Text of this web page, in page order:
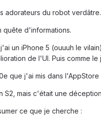
adorateurs du robot verdâtre.
quête d'informations.
un iPhone 5 (ouuuh le
de l'UI. Puis comme
que j'ai mis dans
S2, mais c'était une
ce que je cherche :